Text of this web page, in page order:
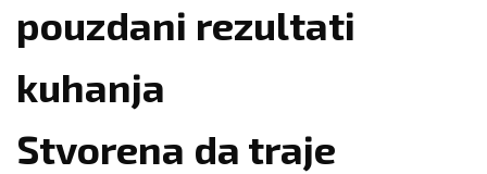
pouzdani rezultati
kuhanja
Stvorena da traje